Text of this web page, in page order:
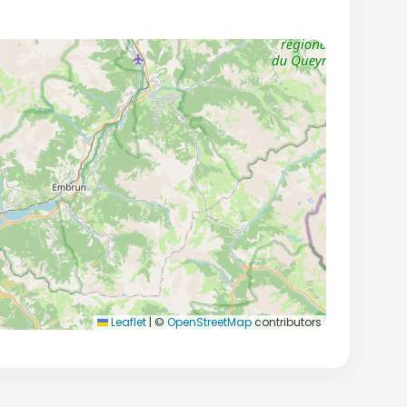
Leaflet | © OpenStreetMapcontributors